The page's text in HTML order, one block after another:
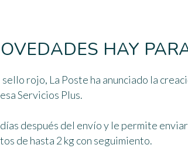
HAY
rojo, La Poste ha anunciado la
Servicios Plus.
después del envío y le permite
de hasta 2 kg con seguimiento.